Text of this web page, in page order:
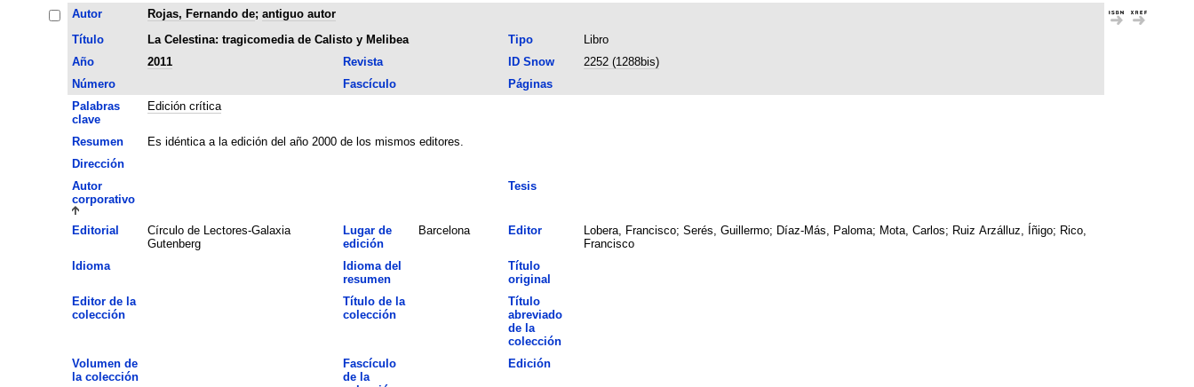
Autor Rojas, Fernando de; antiguo autor
Título
La Celestina: tragicomedia de Calisto y Melibea Tipo
Libro
Año
2011 Revista ID Snow
2252 (1288bis)
Número
Fascículo
Páginas
Palabras
clave
Edición crítica
Resumen
Es idéntica a la edición del año 2000 de los mismos editores.
Dirección
Autor
corporativo
Tesis
Editorial
Círculo de Lectores-Galaxia
Gutenberg
Lugar de
edición
Barcelona Editor
Lobera, Francisco; Serés, Guillermo; Díaz-Más, Paloma; Mota, Carlos; Ruiz Arzálluz, Íñigo; Rico,
Francisco
Idioma
Idioma del
resumen
Título
original
Editor de la
colección
Título de la
colección
Título
abreviado
de la
colección
Volumen de
la colección
Fascículo
de la
Edición